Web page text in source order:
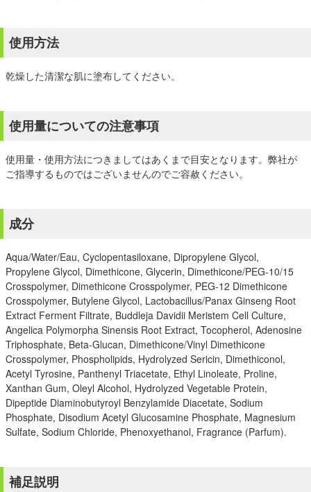
使用方法
乾燥した清潔な肌に塗布してください。
使用量についての注意事項
使用量・使用方法につきましてはあくまで目安となります。弊社が
ご指導するものではございませんのでご容赦ください。
成分
Aqua/Water/Eau, Cyclopentasiloxane, Dipropylene Glycol,
Propylene Glycol, Dimethicone, Glycerin, Dimethicone/PEG-10/15
Crosspolymer, Dimethicone Crosspolymer, PEG-12 Dimethicone
Crosspolymer, Butylene Glycol, Lactobacillus/Panax Ginseng Root
Extract Ferment Filtrate, Buddleja Davidii Meristem Cell Culture,
Angelica Polymorpha Sinensis Root Extract, Tocopherol, Adenosine
Triphosphate, Beta-Glucan, Dimethicone/Vinyl Dimethicone
Crosspolymer, Phospholipids, Hydrolyzed Sericin, Dimethiconol,
Acetyl Tyrosine, Panthenyl Triacetate, Ethyl Linoleate, Proline,
Xanthan Gum, Oleyl Alcohol, Hydrolyzed Vegetable Protein,
Dipeptide Diaminobutyroyl Benzylamide Diacetate, Sodium
Phosphate, Disodium Acetyl Glucosamine Phosphate, Magnesium
Sulfate, Sodium Chloride, Phenoxyethanol, Fragrance (Parfum).
補足説明